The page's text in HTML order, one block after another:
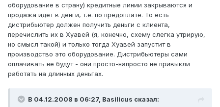
оборудование в страну) кредитные линии закрываются и
продажа идет в денги, т.е. по предоплате. То есть
дистрибьютер должен получить деньги с клиента,
перечислить их в Хуавей (я, конечно, схему слегка утрирую,
но смысл такой) и только тогда Хуавей запустит в
производство это оборудование. Дистрибьютеры сами
оплачивать не будут - они просто-напросто не привыкли
работать на длинных деньгах.
В 04.12.2008 в 06:27, Basilicus сказал: